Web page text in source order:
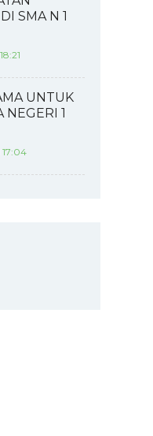
SMA N 1
UNTUK
NEGERI 1